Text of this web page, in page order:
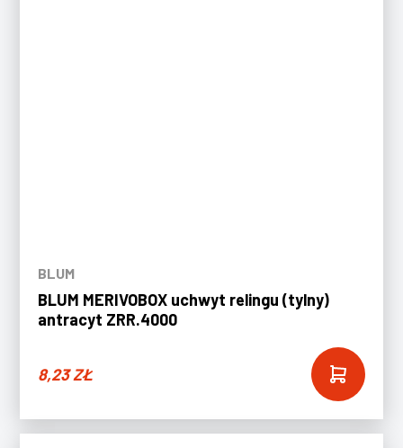
BLUM
BLUM MERIVOBOX uchwyt relingu (tylny)
antracyt ZRR.4000
8,23ZŁ